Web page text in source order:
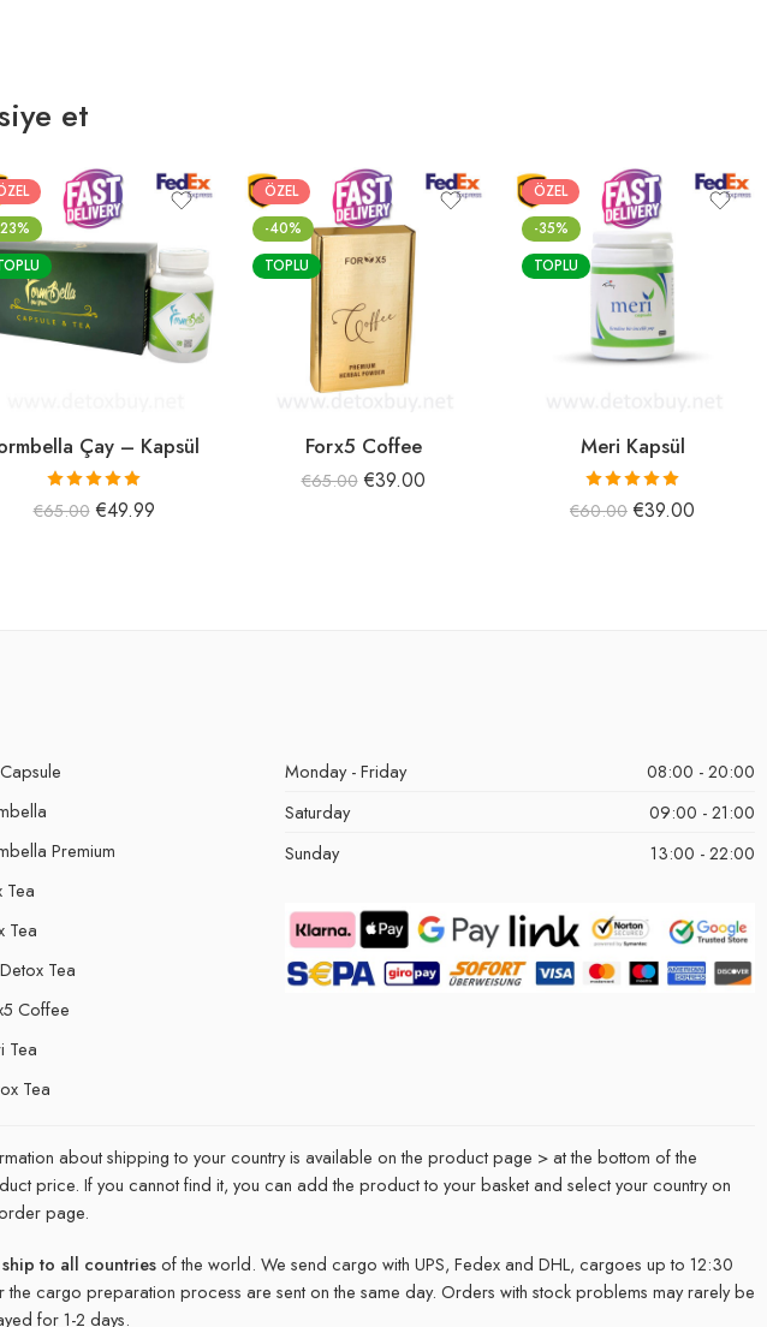
et
Çay – Kapsül
5 üzerinden
5.00oy aldı
€65.00 €49.99
ÖZEL
-40%
TOPLU
Forx5 Coffee
€65.00 €39.00
ÖZEL
-35%
TOPLU
Meri Kapsül
5 üzerinden
5.00oy aldı
€60.00 €39.00
Premium
Tea
Tea
Tea
Coffee
Tea
Tea
Monday - Friday
08:00 - 20:00
Saturday
09:00 - 21:00
Sunday
13:00 - 22:00
about shipping to your country is available on the product page > at the bottom of the
price. If you cannot find it, you can add the product to your basket and select your country on
page.
to all countriesof the world. We send cargo with UPS, Fedex and DHL, cargoes up to 12:30
the cargo preparation process are sent on the same day. Orders with stock problems may rarely be
for 1-2 days.